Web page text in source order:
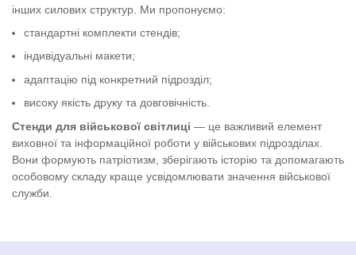
інших силових структур. Ми пропонуємо:
стандартні комплекти стендів;
індивідуальні макети;
адаптацію під конкретний підрозділ;
високу якість друку та довговічність.
Стенди для військової світлиці — це важливий елемент
виховної та інформаційної роботи у військових підрозділах.
Вони формують патріотизм, зберігають історію та допомагають
особовому складу краще усвідомлювати значення військової
служби.